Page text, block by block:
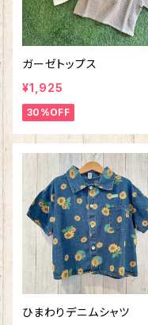
ガーゼトップス
¥1,925
30%OFF
ひまわりデニムシャツ